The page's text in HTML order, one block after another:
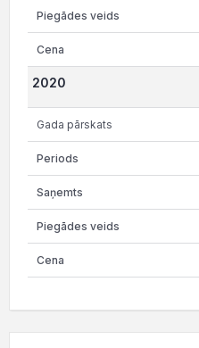
2020
Gada pārskats